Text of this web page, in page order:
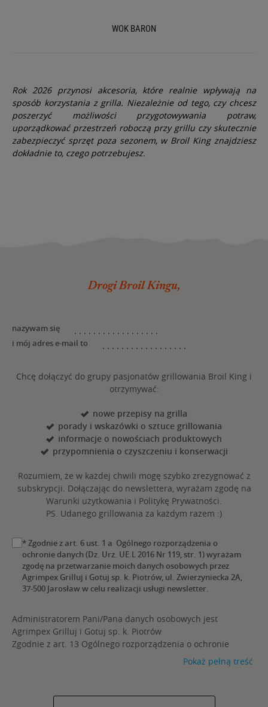
WOK BARON
Rok 2026 przynosi akcesoria, które realnie wpływają na
sposób korzystania z grilla. Niezależnie od tego, czy chcesz
poszerzyć możliwości przygotowywania potraw,
uporządkować przestrzeń roboczą przy grillu czy skutecznie
zabezpieczyć sprzęt poza sezonem, w Broil King znajdziesz
dokładnie to, czego potrzebujesz.
Drogi Broil Kingu,
nazywam się
i mój adres e-mail to
Chcę dołączyć do grupy pasjonatów grillowania Broil King i
otrzymywać:
nowe przepisy na grilla
porady i wskazówki o sztuce grillowania
informacje o nowościach produktowych
przypomnienia o czyszczeniu i konserwacji
Rozumiem, że w każdej chwili mogę szybko zrezygnować z
subskrypcji. Dołączając do newslettera, wyrażam zgodę na
Warunki użytkowania i Politykę Prywatności.
PS. Udanego grillowania za każdym razem :)
* Zgodnie z art. 6 ust. 1 a Ogólnego rozporządzenia o
ochronie danych (Dz. Urz. UE.L 2016 Nr 119, str. 1) wyrażam
zgodę na przetwarzanie moich danych osobowych przez
Agrimpex Grilluj i Gotuj sp. k. Piotrów, ul. Zwierzyniecka 2A,
37-500 Jarosław w celu realizacji usługi newsletter.
Administratorem Pani/Pana danych osobowych jest
Agrimpex Grilluj i Gotuj sp. k. Piotrów
Zgodnie z art. 13 Ogólnego rozporządzenia o ochronie
danych (Dz. Urz. UE.L 2016 Nr 119, str. 1) informujemy, iż:
Administratorem Pani/Pana danych osobowych jest
37-500 Jarosław, nr tel. 16 623 61 72, adres email:
Pokaż pełną treść